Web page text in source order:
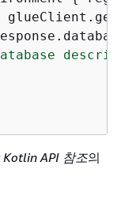
Kotlin API 참조의